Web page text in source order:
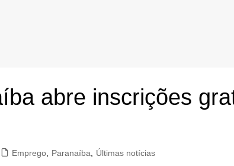
abre inscrições
Emprego Paranaíba Últimas notícias